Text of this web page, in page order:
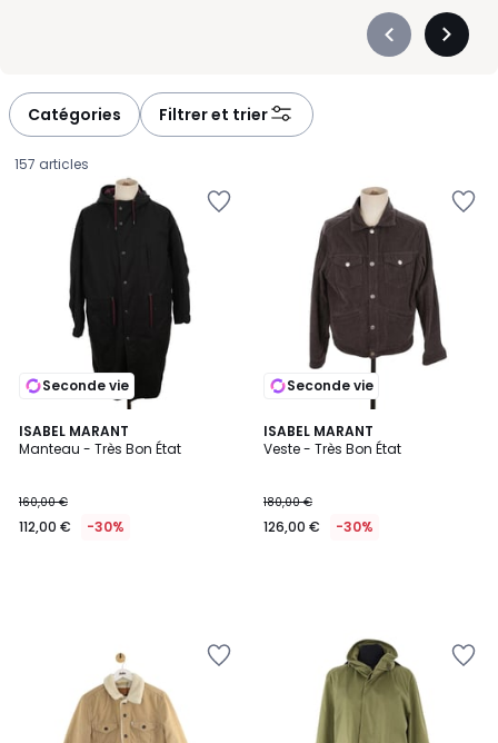
Précédent
Catégories Filtrer et trier
157 articles
Seconde vie
ISABEL MARANT
Manteau - Très Bon État
€
au
réduction
appliquée.
160,00 €
112,00 € -30%
Seconde vie
ISABEL MARANT
Veste - Très Bon État
180,00 €
126,00 € -30%